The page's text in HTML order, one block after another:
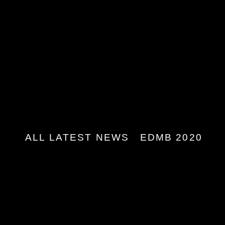
ALL LATEST NEWS EDMB 2020